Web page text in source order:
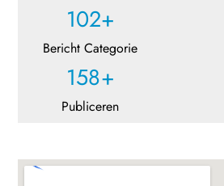
Bericht Categorie
102+
Publiceren
158+